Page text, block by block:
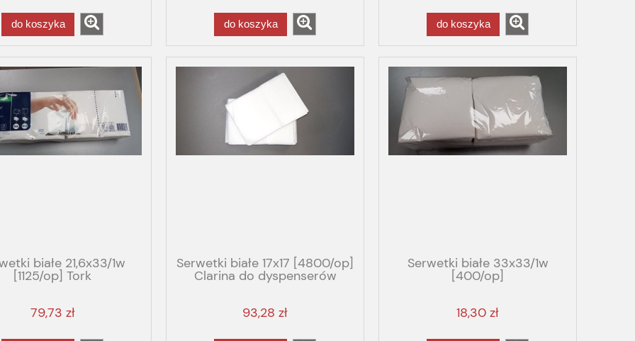
do koszyka do koszyka do koszyka
białe 21,6x33/1w
[1125/op] Tork
79,73 zł
Serwetki białe 17x17 [4800/op]
Clarina do dyspenserów
93,28 zł
Serwetki białe 33x33/1w
[400/op]
18,30 zł